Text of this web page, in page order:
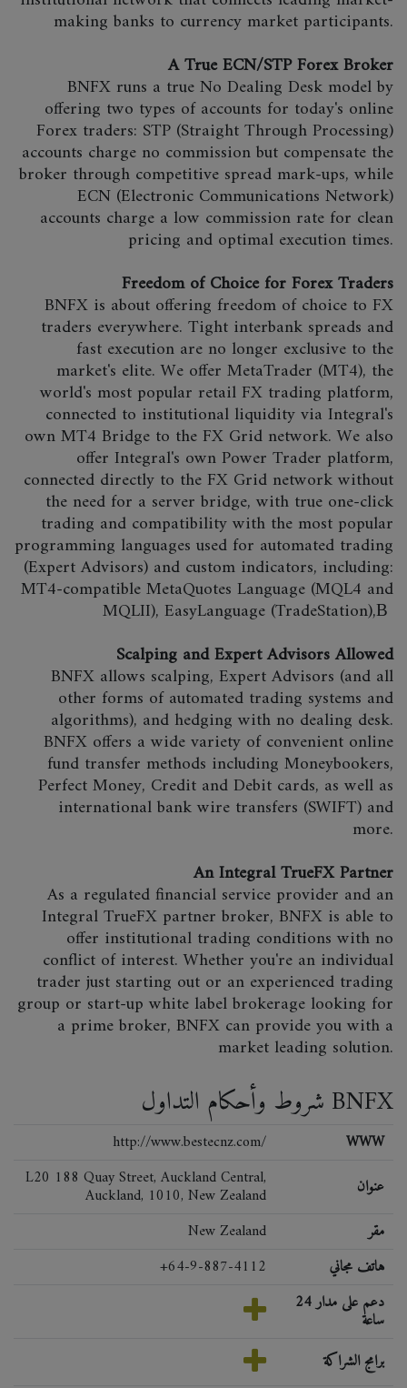
making banks to currency market participants.
A True ECN/STP Forex Broker
BNFX runs a true No Dealing Desk model by
offering two types of accounts for today's online
Forex traders: STP (Straight Through Processing)
accounts charge no commission but compensate the
broker through competitive spread mark-ups, while
ECN (Electronic Communications Network)
accounts charge a low commission rate for clean
pricing and optimal execution times.
Freedom of Choice for Forex Traders
BNFX is about offering freedom of choice to FX
traders everywhere. Tight interbank spreads and
fast execution are no longer exclusive to the
market's elite. We offer MetaTrader (MT4), the
world's most popular retail FX trading platform,
connected to institutional liquidity via Integral's
own MT4 Bridge to the FX Grid network. We also
offer Integral's own Power Trader platform,
connected directly to the FX Grid network without
the need for a server bridge, with true one-click
trading and compatibility with the most popular
programming languages used for automated trading
(Expert Advisors) and custom indicators, including:
MT4-compatible MetaQuotes Language (MQL4 and
MQLII), EasyLanguage (TradeStation),В
Scalping and Expert Advisors Allowed
BNFX allows scalping, Expert Advisors (and all
other forms of automated trading systems and
algorithms), and hedging with no dealing desk.
BNFX offers a wide variety of convenient online
fund transfer methods including Moneybookers,
Perfect Money, Credit and Debit cards, as well as
international bank wire transfers (SWIFT) and
more.
An Integral TrueFX Partner
As a regulated financial service provider and an
Integral TrueFX partner broker, BNFX is able to
offer institutional trading conditions with no
conflict of interest. Whether you're an individual
trader just starting out or an experienced trading
group or start-up white label brokerage looking for
a prime broker, BNFX can provide you with a
market leading solution.
شروط وأحكام التداول BNFX
http://www.bestecnz.com/
WWW
L20 188 Quay Street, Auckland Central,
Auckland, 1010, New Zealand
عنوان
New Zealand
مقر
+64-9-887-4112
هاتف مجاني
دعم على مدار 24
ساعة
برامج الشراكة